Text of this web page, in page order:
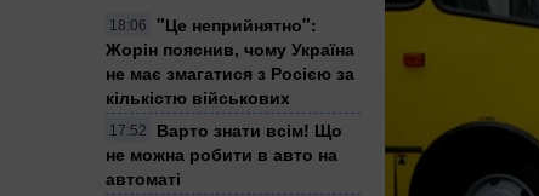
18:06
"Це неприйнятно":
Жорін пояснив, чому Україна
не має змагатися з Росією за
кількістю військових
17:52
Варто знати всім! Що
не можна робити в авто на
автоматі